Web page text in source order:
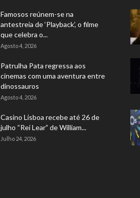
Famosos reúnem-se na
antestreia de ‘Playback’, o filme
que celebra o...
Agosto 4, 2026
Patrulha Pata regressa aos
cinemas com uma aventura entre
dinossauros
Agosto 4, 2026
Casino Lisboa recebe até 26 de
julho “Rei Lear” de William...
Julho 24, 2026